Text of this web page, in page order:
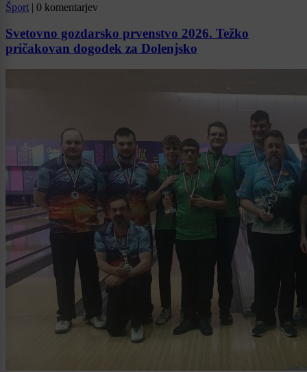
Šport | 0 komentarjev
Svetovno gozdarsko prvenstvo 2026. Težko
pričakovan dogodek za Dolenjsko